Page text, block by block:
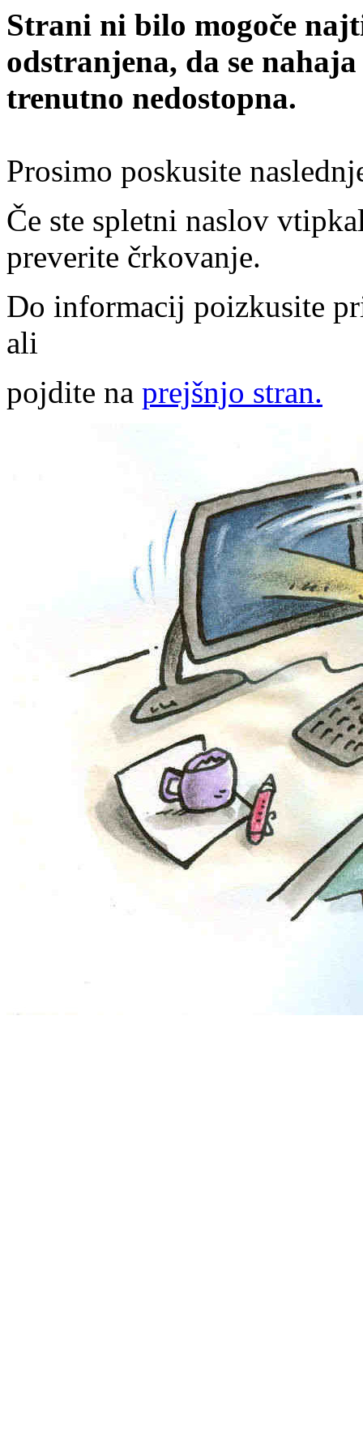
Strani ni bilo mogoče
odstranjena, da se
trenutno nedostopna.
Prosimo poskusite
Če ste spletni naslov
preverite črkovanje.
Do informacij poizkusite
ali
pojdite na prejšnjo stran.